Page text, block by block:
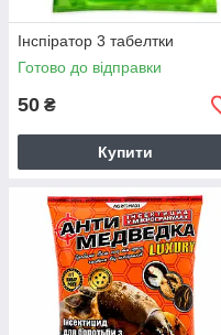
Інспіратор 3 табелтки
Готово до відправки
50 ₴
Купити